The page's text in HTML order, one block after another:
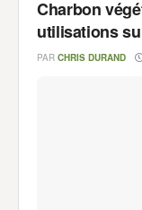
Charbon
utilisations
PAR CHRIS DURAND